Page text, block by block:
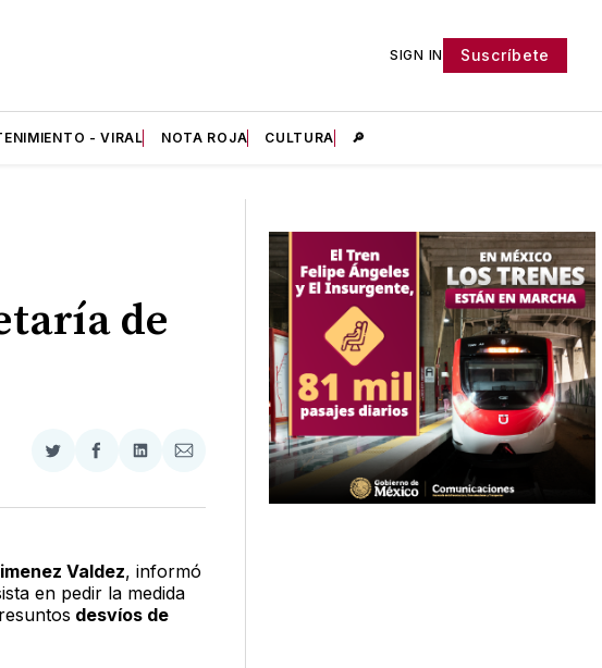
SIGN IN Suscríbete
- VIRAL NOTA ROJA CULTURA 🔎
de
Compartir
Twitter
Compartir
Facebook
Compartir
LinkedIn
Compartir
Email
Valdez, informó
en pedir la medida
desvíos de